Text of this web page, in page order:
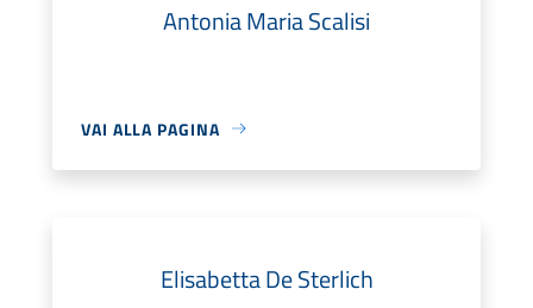
Antonia Maria Scalisi
VAI ALLA PAGINA
Elisabetta De Sterlich